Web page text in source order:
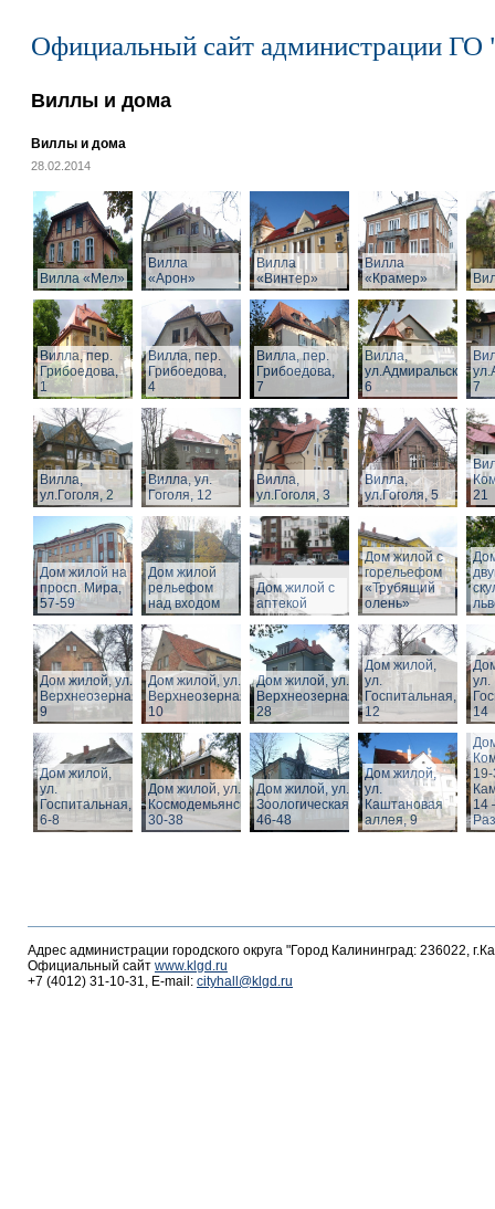
Официальный сайт администрации ГО
Виллы и дома
Виллы и дома
28.02.2014
Вилла «Мел»
Вилла
«Арон»
Вилла
«Винтер»
Вилла
«Крамер»
Вилла, пер.
Грибоедова,
1
Вилла, пер.
Грибоедова,
4
Вилла, пер.
Грибоедова,
7
Вилла,
ул.Адмиральская,
6
7
Вилла,
ул.Гоголя, 2
Вилла, ул.
Гоголя, 12
Вилла,
ул.Гоголя, 3
Вилла,
ул.Гоголя, 5
21
Дом жилой на
просп. Мира,
57-59
Дом жилой
рельефом
над входом
Дом жилой с
аптекой
Дом жилой с
горельефом
«Трубящий
олень»
Дом жилой, ул.
Верхнеозерная,
9
Дом жилой, ул.
Верхнеозерная,
10
Дом жилой, ул.
Верхнеозерная,
28
Дом жилой,
ул.
Госпитальная,
12
ул.
14
Дом жилой,
ул.
Госпитальная,
6-8
Дом жилой, ул. З.
Космодемьянской
30-38
Дом жилой, ул.
Зоологическая,
46-48
Дом жилой,
ул.
Каштановая
аллея, 9
14
Адрес администрации городского округа "Город Калининград: 236022,
Официальный сайт www.klgd.ru
+7 (4012) 31-10-31, E-mail: cityhall@klgd.ru